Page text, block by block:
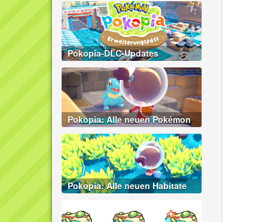
Pokopia-DLC-Updates
Pokopia: Alle neuen Pokémon
Pokopia: Alle neuen Habitate